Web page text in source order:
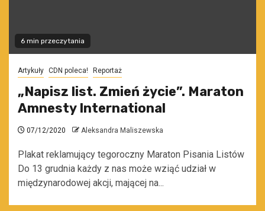
6 min przeczytania
Artykuły CDN poleca! Reportaż
„Napisz list. Zmień życie”. Maraton
Amnesty International
07/12/2020 Aleksandra Maliszewska
Plakat reklamujący tegoroczny Maraton Pisania Listów
Do 13 grudnia każdy z nas może wziąć udział w
międzynarodowej akcji, mającej na...